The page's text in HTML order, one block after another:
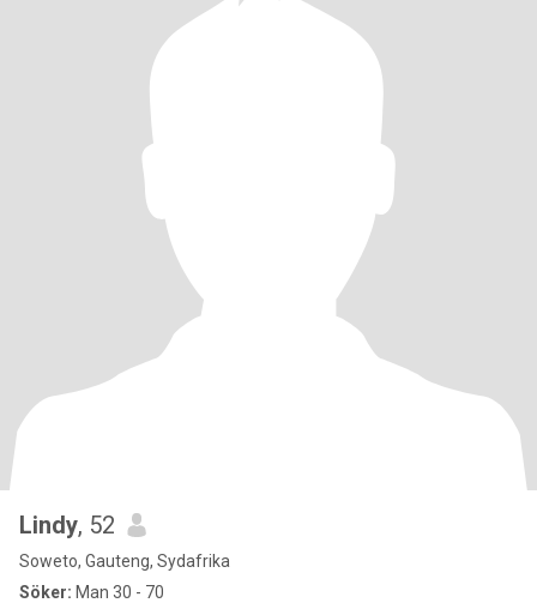
Lindy, 52
Soweto, Gauteng, Sydafrika
Söker: Man 30 - 70